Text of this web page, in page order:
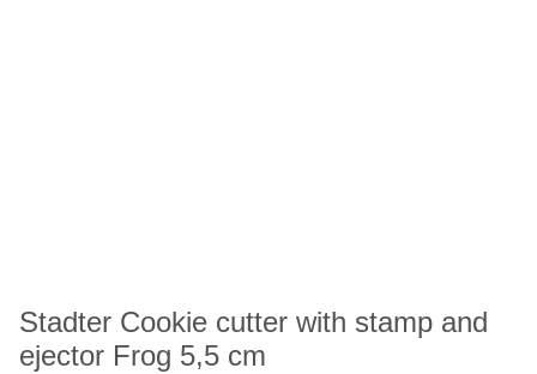
Stadter Cookie cutter with stamp and
ejector Frog 5,5 cm